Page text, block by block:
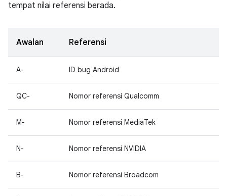
tempat nilai referensi berada.
Awalan Referensi
A- ID bug Android
QC- Nomor referensi Qualcomm
M- Nomor referensi MediaTek
N- Nomor referensi NVIDIA
B- Nomor referensi Broadcom